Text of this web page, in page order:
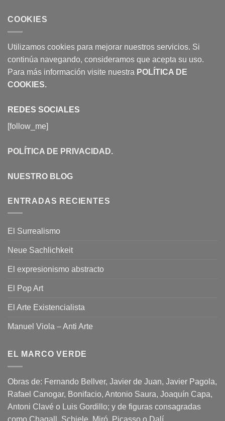
COOKIES
Utilizamos cookies para mejorar nuestros servicios. Si
continúa navegando, consideramos que acepta su uso.
Para más información visite nuestra POLÍTICA DE
COOKIES.
REDES SOCIALES
[follow_me]
POLÍTICA DE PRIVACIDAD.
NUESTRO BLOG
ENTRADAS RECIENTES
El Surrealismo
Neue Sachlichkeit
El expresionismo abstracto
El Pop Art
El Arte Existencialista
Manuel Viola – Anti Arte
EL MARCO VERDE
Obras de: Fernando Bellver, Javier de Juan, Javier Pagola,
Rafael Canogar, Bonifacio, Antonio Saura, Joaquín Capa,
Antoni Clavé o Luis Gordillo; y de figuras consagradas
como Chagall, Schiele, Miró, Picasso o Dalí.